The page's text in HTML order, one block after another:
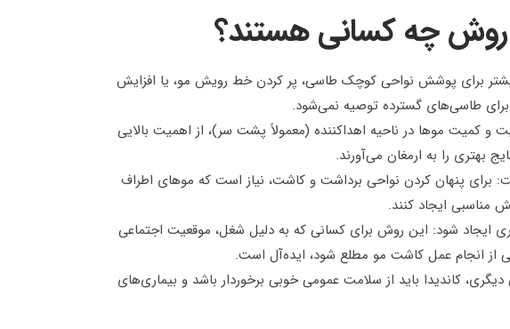
روش چه کسانی هستند؟
برای پوشش نواحی کوچک طاسی، پر کردن خط رویش مو، یا افزایش
برای طاسی‌های گسترده توصیه نمی‌شود.
و کمیت موها در ناحیه اهداکننده (معمولاً پشت سر)، از اهمیت بالایی
بهتری را به ارمغان می‌آورند.
برای پنهان کردن نواحی برداشت و کاشت، نیاز است که موهای اطراف
مناسبی ایجاد کنند.
ایجاد شود: این روش برای کسانی که به دلیل شغل، موقعیت اجتماعی
انجام عمل کاشت مو مطلع شود، ایده‌آل است.
کاندیدا باید از سلامت عمومی خوبی برخوردار باشد و بیماری‌های